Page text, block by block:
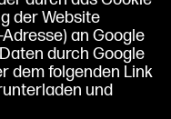
der Website
an Google
durch Google
dem folgenden Link
und